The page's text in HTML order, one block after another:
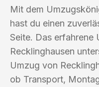
Mit dem
hast du einen
Seite. Das erfahrene
Recklinghausen
Umzug von
ob Transport,